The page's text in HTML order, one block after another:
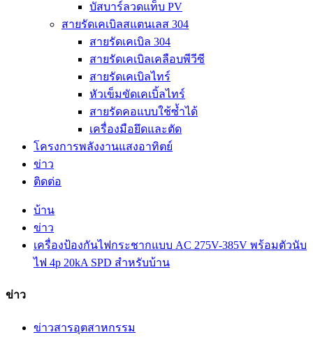
บัสบาร์ลวดแท็บ PV
สายรัดเคเบิลสแตนเลส 304
สายรัดเคเบิล 304
สายรัดเคเบิลเคลือบพีวีซี
สายรัดเคเบิลไทร์
หัวเข็มขัดเคเบิ้ลไทร์
สายรัดคอแบบใช้ซ้ำได้
เครื่องมือยึดและตัด
โครงการพลังงานแสงอาทิตย์
ข่าว
ติดต่อ
บ้าน
ข่าว
เครื่องป้องกันไฟกระชากแบบ AC 275V-385V พร้อมตัวนับ
ไฟ 4p 20kA SPD สำหรับบ้าน
ข่าว
ข่าวสารอุตสาหกรรม